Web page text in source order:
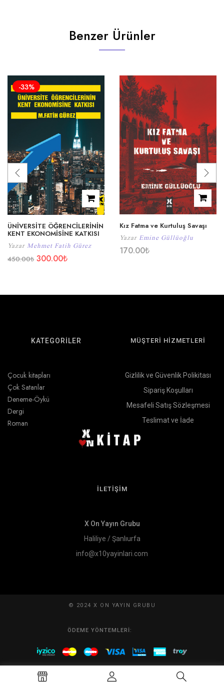
Benzer Ürünler
-33%
ÜNİVERSİTE ÖĞRENCİLERİNİN
KENT EKONOMİSİNE KATKISI
Yazar Mehmet Fatih Gürez
450.00₺ 300.00₺
Kız Fatma ve Kurtuluş Savaşı
Yazar Emine Güllüoğlu
170.00₺
KATEGORİLER
Çocuk kitapları
Çok Satanlar
Deneme-Öykü
Dergi
Roman
MÜŞTERİ HİZMETLERİ
Gizlilik ve Güvenlik Polikitası
Sipariş Koşulları
Mesafeli Satış Sözleşmesi
Teslimat ve İade
İLETİŞİM
X On Yayın Grubu
Haliliye / Şanlıurfa
info@x10yayinlari.com
© 2024 X ON YAYIN GRUBU
ÖDEME YÖNTEMLERI: